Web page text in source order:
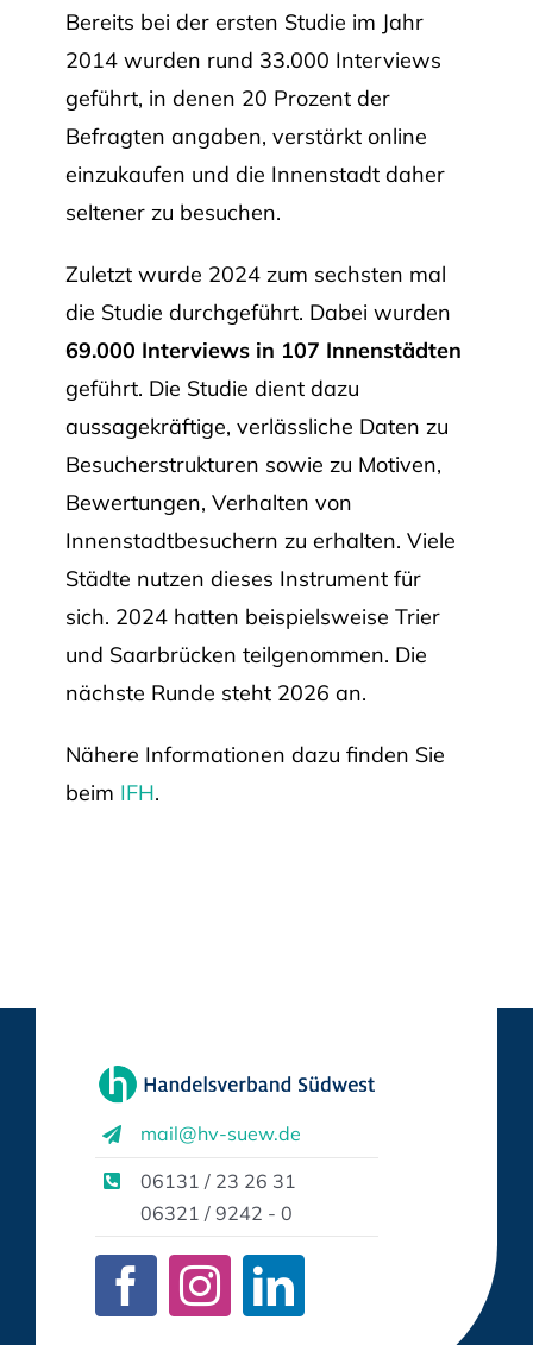
Bereits bei der ersten Studie im Jahr
2014 wurden rund 33.000 Interviews
geführt, in denen 20 Prozent der
Befragten angaben, verstärkt online
einzukaufen und die Innenstadt daher
seltener zu besuchen.
Zuletzt wurde 2024 zum sechsten mal
die Studie durchgeführt. Dabei wurden
69.000 Interviews in 107 Innenstädten
geführt. Die Studie dient dazu
aussagekräftige, verlässliche Daten zu
Besucherstrukturen sowie zu Motiven,
Bewertungen, Verhalten von
Innenstadtbesuchern zu erhalten. Viele
Städte nutzen dieses Instrument für
sich. 2024 hatten beispielsweise Trier
und Saarbrücken teilgenommen. Die
nächste Runde steht 2026 an.
Nähere Informationen dazu finden Sie
beim IFH.
mail@hv-suew.de
06131 / 23 26 31
06321 / 9242 - 0